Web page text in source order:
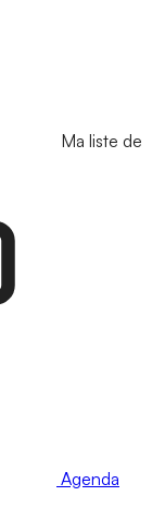
Ma liste de
Agenda